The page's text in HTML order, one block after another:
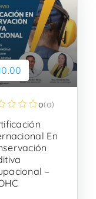
0(0)
En
–